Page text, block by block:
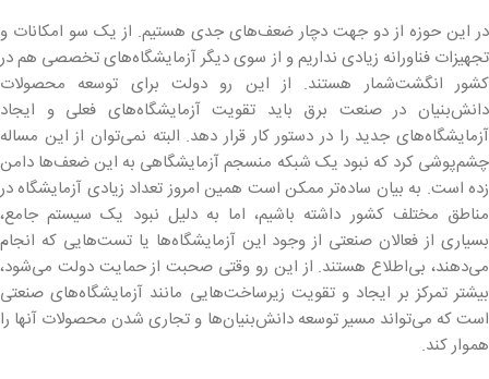
در این حوزه از دو جهت دچار ضعف‌های جدی هستیم. از یک سو امکانات و
تجهیزات فناورانه زیادی نداریم و از سوی دیگر آزمایشگاه‌های تخصصی هم در
کشور انگشت‌شمار هستند. از این رو دولت برای توسعه محصولات
دانش‌بنیان در صنعت برق باید تقویت آزمایشگاه‌های فعلی و ایجاد
آزمایشگاه‌های جدید را در دستور کار قرار دهد. البته نمی‌توان از این مساله
چشم‌پوشی کرد که نبود یک شبکه منسجم آزمایشگاهی به این ضعف‌ها دامن
زده است. به بیان ساده‌تر ممکن است همین امروز تعداد زیادی آزمایشگاه در
مناطق مختلف کشور داشته باشیم، اما به دلیل نبود یک سیستم جامع،
بسیاری از فعالان صنعتی از وجود این آزمایشگاه‌ها یا تست‌هایی که انجام
می‌دهند، بی‌اطلاع هستند. از این رو وقتی صحبت از حمایت دولت می‌شود،
بیشتر تمرکز بر ایجاد و تقویت زیرساخت‌هایی مانند آزمایشگاه‌های صنعتی
است که می‌تواند مسیر توسعه دانش‌بنیان‌ها و تجاری شدن محصولات آنها را
هموار کند.